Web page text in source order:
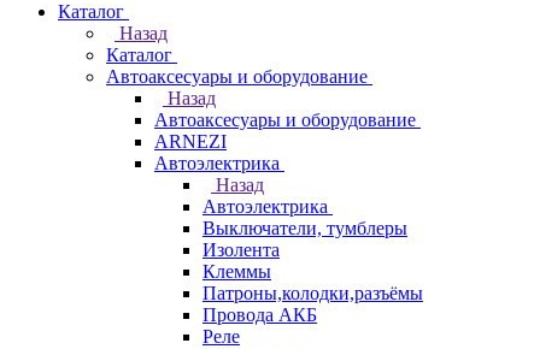
Каталог
Назад
Каталог
Автоаксесуары и оборудование
Назад
Автоаксесуары и оборудование
ARNEZI
Автоэлектрика
Назад
Автоэлектрика
Выключатели, тумблеры
Изолента
Клеммы
Патроны,колодки,разъёмы
Провода АКБ
Реле